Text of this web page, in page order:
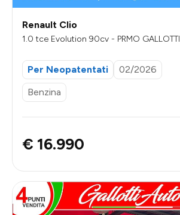
Renault Clio
1.0 tce Evolution 90cv - PRMO GALLOTTI
Per Neopatentati
02/2026
Benzina
€ 16.990